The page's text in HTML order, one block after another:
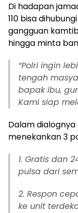
Di hadapan
110 bisa
gangguan
hingga minta
“Polri ingin
tengah
bapak ibu,
Kami siap
Dalam
menekankan 3
1. Gratis dan
pulsa dari
2. Respon
ke unit